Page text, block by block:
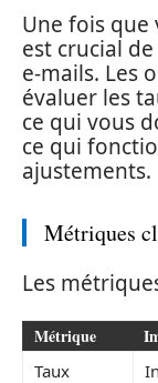
Une fois que
est crucial
e-mails. Les
évaluer les
ce qui vous
ce qui
ajustements.
Métriques
Les
Métrique
Taux